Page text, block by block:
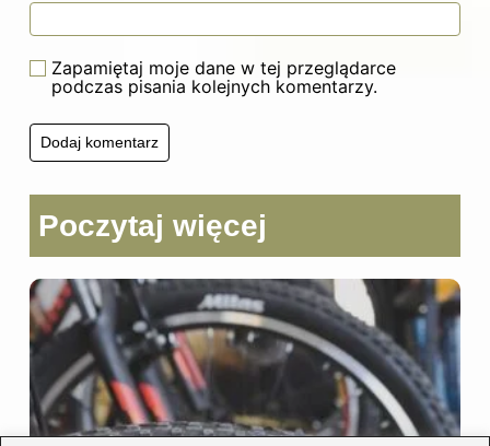
Zapamiętaj moje dane w tej przeglądarce
podczas pisania kolejnych komentarzy.
Poczytaj więcej